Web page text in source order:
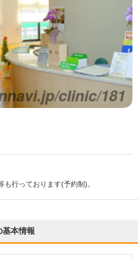
行っております(予約制)。
基本情報